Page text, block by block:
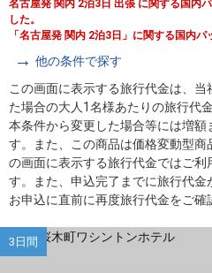
名古屋発 関内 2泊3日 出張 に関する国内
した。
「名古屋発 関内 2泊3日」に関する国内パ
他の条件で探す
この画面に表示する旅行代金は、
た場合の大人1名様あたりの旅行代
本条件から変更した場合等には増額
す。また、この商品は価格変動型商
の画面に表示する旅行代金ではご利
す。また、申込完了までに旅行代金
お申込に直前に再度旅行代金をご確
3日間